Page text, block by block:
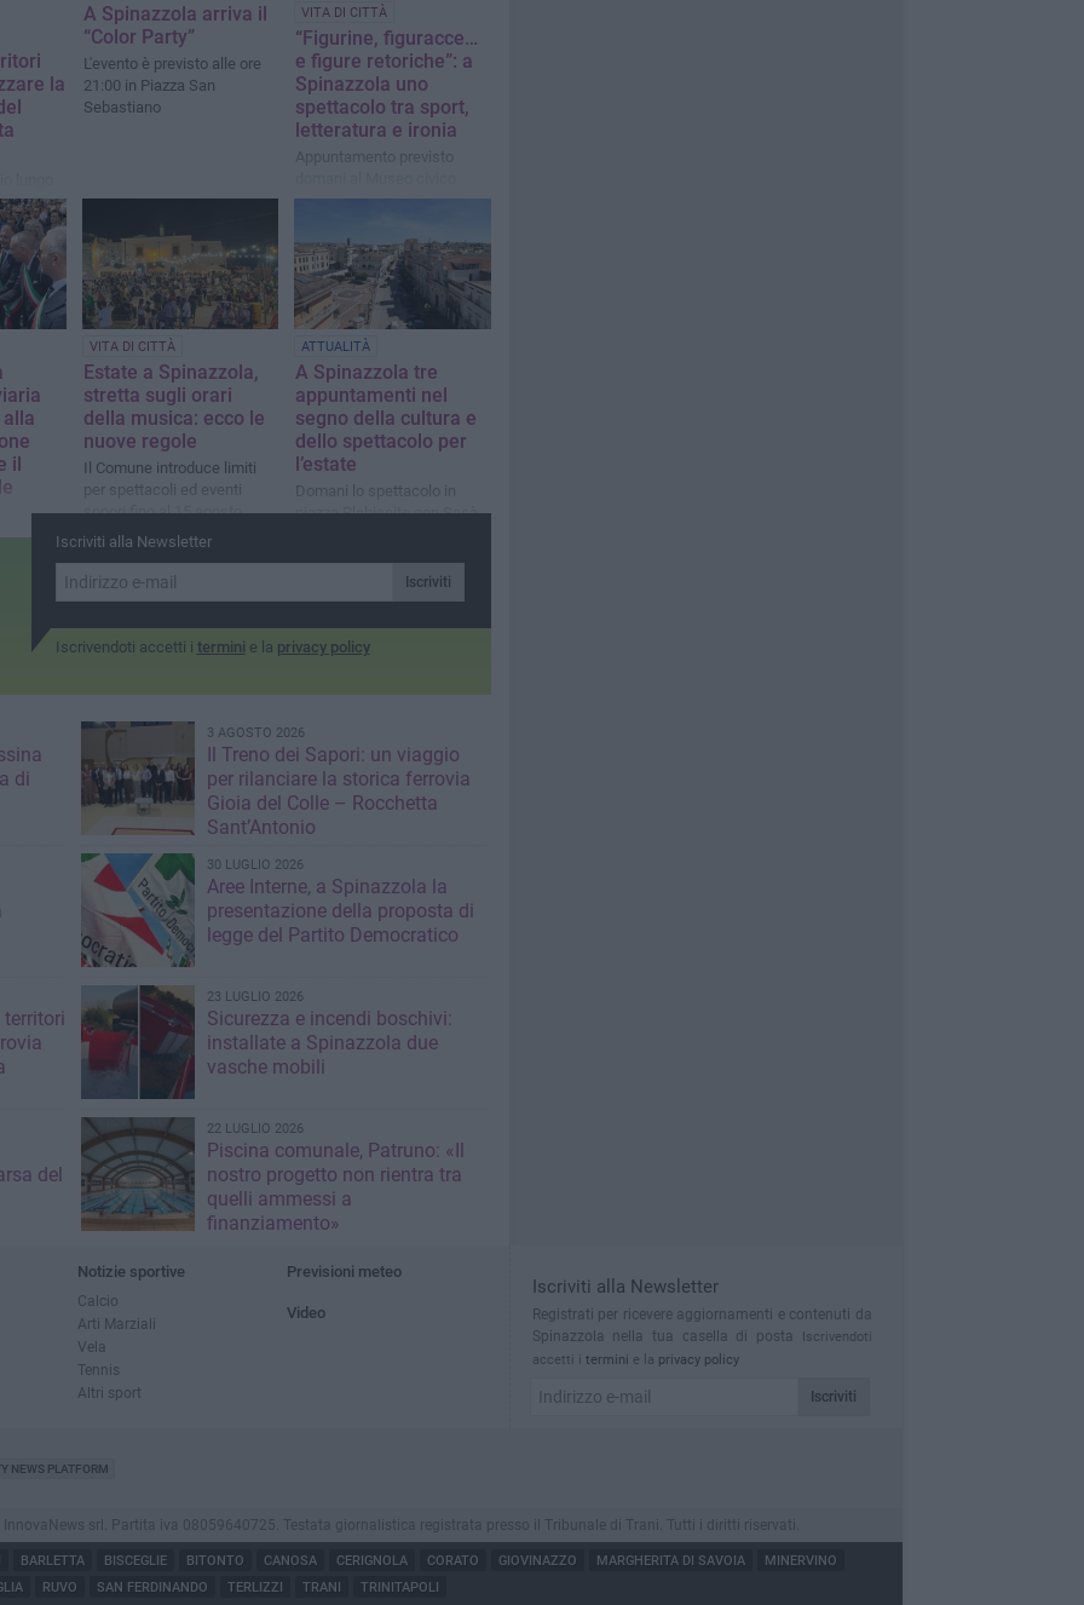
la
A Spinazzola arriva il
“Color Party”
L'evento è previsto alle ore
21:00 in Piazza San
Sebastiano
VITA DI CITTÀ
“Figurine, figuracce…
e figure retoriche”: a
Spinazzola uno
spettacolo tra sport,
letteratura e ironia
Appuntamento previsto
il
Andria
VITA DI CITTÀ
Estate a Spinazzola,
stretta sugli orari
della musica: ecco le
nuove regole
Il Comune introduce limiti
per spettacoli ed eventi
sonori fino al 15 agosto
ATTUALITÀ
A Spinazzola tre
appuntamenti nel
segno della cultura e
dello spettacolo per
l’estate
Domani lo spettacolo in
piazza Plebiscito con Sasà
Iscriviti alla Newsletter
Iscriviti
Iscrivendoti accetti i termini e la privacy policy
di
3 AGOSTO 2026
Il Treno dei Sapori: un viaggio
per rilanciare la storica ferrovia
Gioia del Colle – Rocchetta
Sant’Antonio
30 LUGLIO 2026
Aree Interne, a Spinazzola la
presentazione della proposta di
legge del Partito Democratico
23 LUGLIO 2026
Sicurezza e incendi boschivi:
installate a Spinazzola due
vasche mobili
del
22 LUGLIO 2026
Piscina comunale, Patruno: «Il
nostro progetto non rientra tra
quelli ammessi a
finanziamento»
Notizie sportive
Calcio
Arti Marziali
Vela
Tennis
Altri sport
Previsioni meteo
Video
Iscriviti alla Newsletter
Registrati per ricevere aggiornamenti e contenuti da
Spinazzola nella tua casella di posta
Iscrivendoti
accetti i termini e la privacy policy
Iscriviti
NEWS PLATFORM
srl. Partita iva 08059640725. Testata giornalistica registrata presso il Tribunale di Trani. Tutti i diritti riservati.
BARLETTA BISCEGLIE BITONTO CANOSA CERIGNOLA CORATO GIOVINAZZO MARGHERITA DI SAVOIA
MINERVINO
RUVO SAN FERDINANDO TERLIZZI TRANI TRINITAPOLI